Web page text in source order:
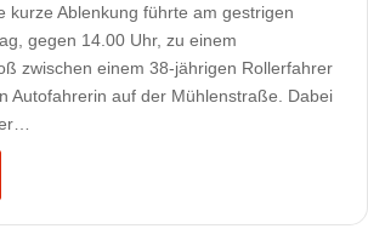
kurze Ablenkung führte am gestrigen
gegen 14.00 Uhr, zu einem
zwischen einem 38-jährigen Rollerfahrer
Autofahrerin auf der Mühlenstraße. Dabei